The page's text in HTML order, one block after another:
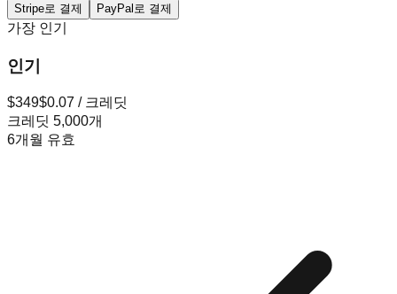
Stripe로 결제 PayPal로 결제
가장 인기
인기
$349$0.07 / 크레딧
크레딧 5,000개
6개월 유효